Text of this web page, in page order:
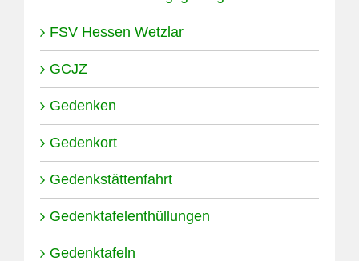
FSV Hessen Wetzlar
GCJZ
Gedenken
Gedenkort
Gedenkstättenfahrt
Gedenktafelenthüllungen
Gedenktafeln